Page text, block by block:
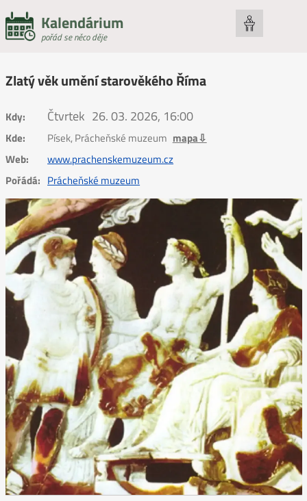
Kalendárium
pořád se něco děje
Zlatý věk umění starověkého Říma
Kdy: Čtvrtek 26. 03. 2026, 16:00
Kde: Písek, Prácheňské muzeum mapa⇩
Web:
www.prachenskemuzeum.cz
Pořádá: Prácheňské muzeum